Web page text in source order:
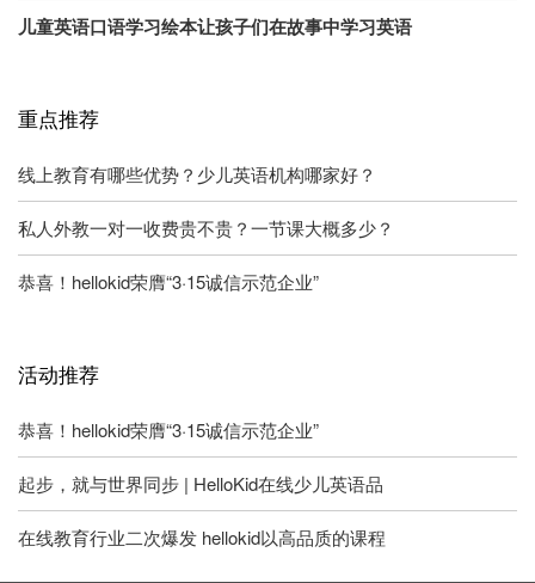
儿童英语口语学习绘本让孩子们在故事中学习英语
重点推荐
线上教育有哪些优势？少儿英语机构哪家好？
私人外教一对一收费贵不贵？一节课大概多少？
恭喜！hellokid荣膺“3·15诚信示范企业”
活动推荐
恭喜！hellokid荣膺“3·15诚信示范企业”
起步，就与世界同步 | HelloKid在线少儿英语品
在线教育行业二次爆发 hellokid以高品质的课程